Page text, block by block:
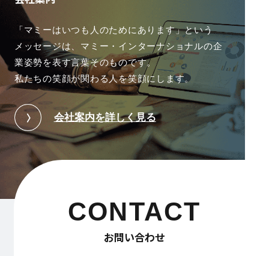
「マミーはいつも人のためにあります」という
メッセージは、 マミー・インターナショナルの企
業姿勢を表す言葉そのものです。
私たちの笑顔が関わる人を笑顔にします。
会社案内を詳しく見る
CONTACT
お問い合わせ